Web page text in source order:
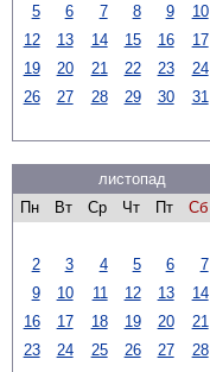
5
6 7 8 9 10
12
13 14 15 16 17
19
20 21 22 23 24
26
27 28 29 30 31
листопад
Пн
Вт Ср Чт Пт Сб
2
3 4 5 6 7
9
10 11 12 13 14
16
17 18 19 20 21
23
24 25 26 27 28